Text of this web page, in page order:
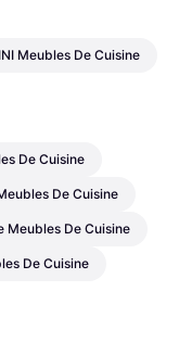
Meubles De Cuisine
De Cuisine
De Cuisine
Meubles De Cuisine
De Cuisine